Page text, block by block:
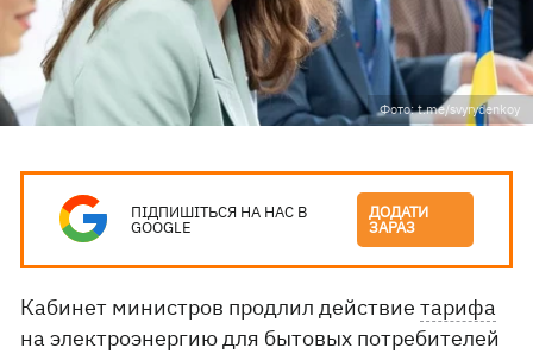
Фото: t.me/svyrydenkoy
ПІДПИШІТЬСЯ НА НАС В
GOOGLE
ДОДАТИ
ЗАРАЗ
Кабинет министров продлил действиетарифа
на электроэнергию для бытовых потребителей